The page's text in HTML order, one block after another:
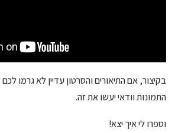
בקיצור, אם התיאורים והסרטון עדיין לא גרמו
התמונות וודאי יעשו את זה.
וספרו לי איך יצא!